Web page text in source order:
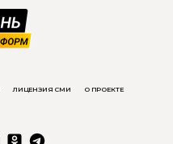
ЛИЦЕНЗИЯ СМИ О ПРОЕКТЕ